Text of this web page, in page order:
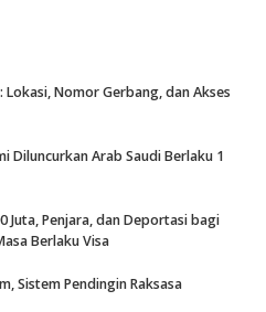
Nomor Gerbang, dan Akses
Diluncurkan Arab Saudi Berlaku 1
Juta, Penjara, dan Deportasi bagi
Berlaku Visa
Sistem Pendingin Raksasa